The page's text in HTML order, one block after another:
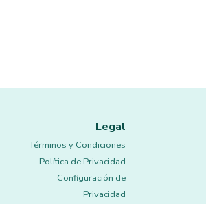
Legal
Términos y Condiciones
Política de Privacidad
Configuración de
Privacidad